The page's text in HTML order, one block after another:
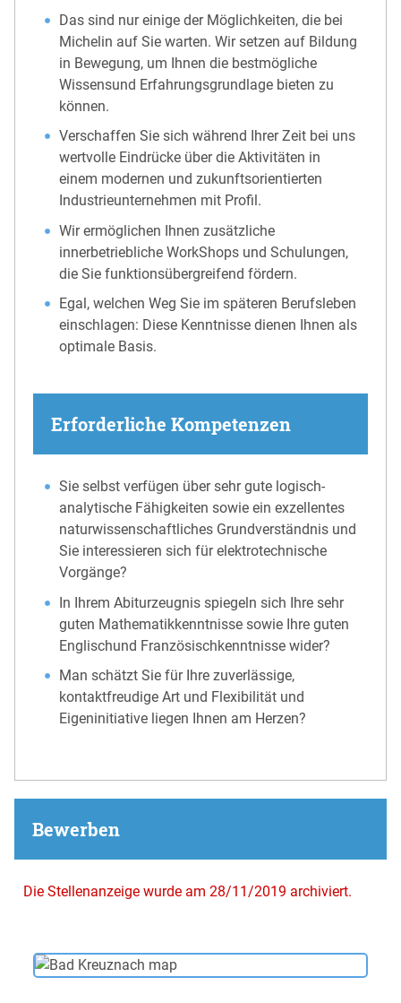
Das sind nur einige der Möglichkeiten, die bei
Michelin auf Sie warten. Wir setzen auf Bildung
in Bewegung, um Ihnen die bestmögliche
Wissensund Erfahrungsgrundlage bieten zu
können.
Verschaffen Sie sich während Ihrer Zeit bei uns
wertvolle Eindrücke über die Aktivitäten in
einem modernen und zukunftsorientierten
Industrieunternehmen mit Profil.
Wir ermöglichen Ihnen zusätzliche
innerbetriebliche WorkShops und Schulungen,
die Sie funktionsübergreifend fördern.
Egal, welchen Weg Sie im späteren Berufsleben
einschlagen: Diese Kenntnisse dienen Ihnen als
optimale Basis.
Erforderliche Kompetenzen
Sie selbst verfügen über sehr gute logisch-
analytische Fähigkeiten sowie ein exzellentes
naturwissenschaftliches Grundverständnis und
Sie interessieren sich für elektrotechnische
Vorgänge?
In Ihrem Abiturzeugnis spiegeln sich Ihre sehr
guten Mathematikkenntnisse sowie Ihre guten
Englischund Französischkenntnisse wider?
Man schätzt Sie für Ihre zuverlässige,
kontaktfreudige Art und Flexibilität und
Eigeninitiative liegen Ihnen am Herzen?
Bewerben
Die Stellenanzeige wurde am 28/11/2019 archiviert.